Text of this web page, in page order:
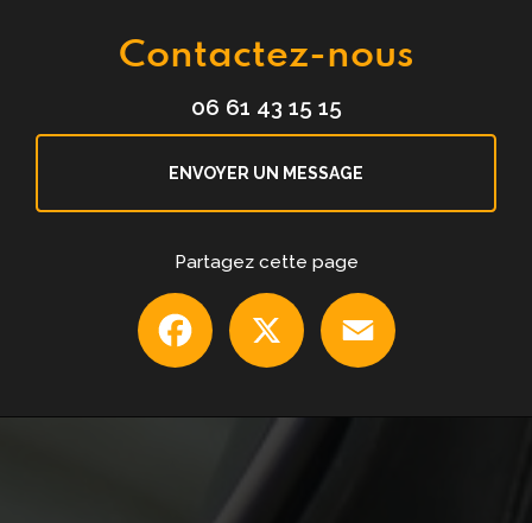
Contactez-nous
06 61 43 15 15
ENVOYER UN MESSAGE
Partagez cette page
Facebook